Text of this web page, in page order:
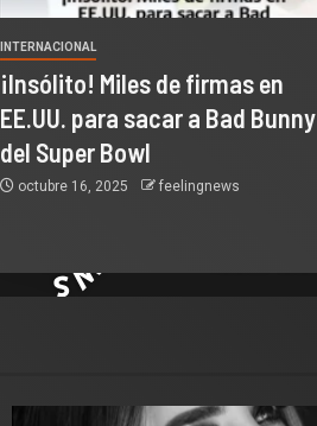
INTERNACIONAL
¡Insólito! Miles de firmas en
EE.UU. para sacar a Bad Bunny
del Super Bowl
octubre 16, 2025 feelingnews